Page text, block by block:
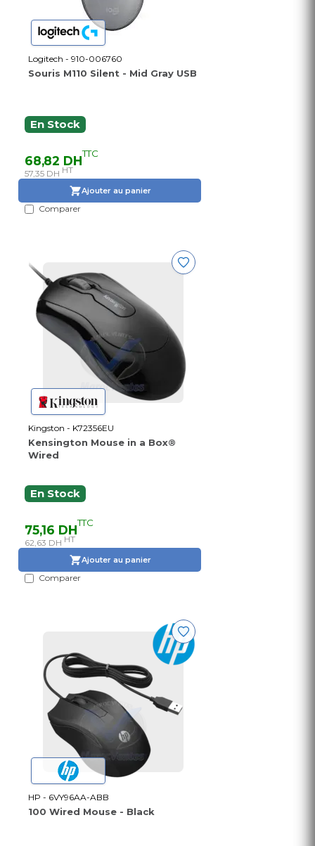
Logitech - 910-006760
Souris M110 Silent - Mid Gray USB
En Stock
68,82 DHTTC
57,35 DH HT
Ajouter au panier
Comparer
Kingston - K72356EU
Kensington Mouse in a Box®
Wired
En Stock
75,16 DHTTC
62,63 DH HT
Ajouter au panier
Comparer
HP - 6VY96AA-ABB
100 Wired Mouse - Black